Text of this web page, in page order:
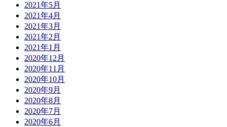
2021年5月
2021年4月
2021年3月
2021年2月
2021年1月
2020年12月
2020年11月
2020年10月
2020年9月
2020年8月
2020年7月
2020年6月